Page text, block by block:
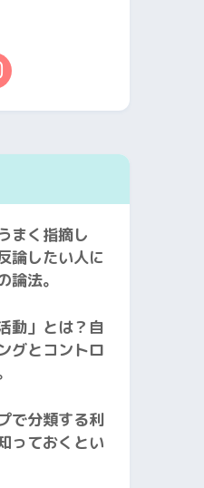
まく指摘し
論したい人に
論法。
動」とは？自
グとコントロ
で分類する利
っておくとい